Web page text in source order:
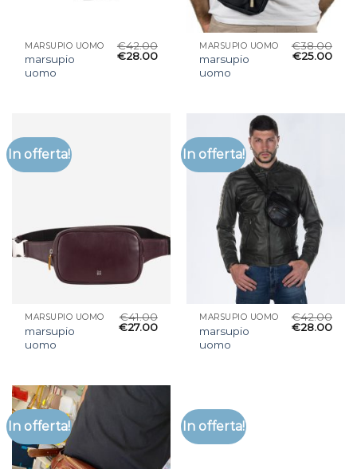
MARSUPIO UOMO
marsupio
uomo
€42.00
€28.00
MARSUPIO UOMO
marsupio
uomo
€38.00
€25.00
In offerta!
MARSUPIO UOMO
marsupio
uomo
€41.00
€27.00
In offerta!
MARSUPIO UOMO
marsupio
uomo
€42.00
€28.00
In offerta! In offerta!